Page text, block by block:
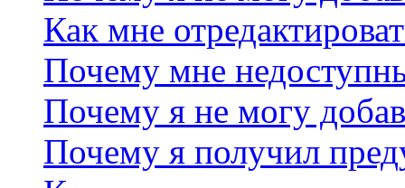
Как мне
Почему мне
Почему я не могу
Почему я получил